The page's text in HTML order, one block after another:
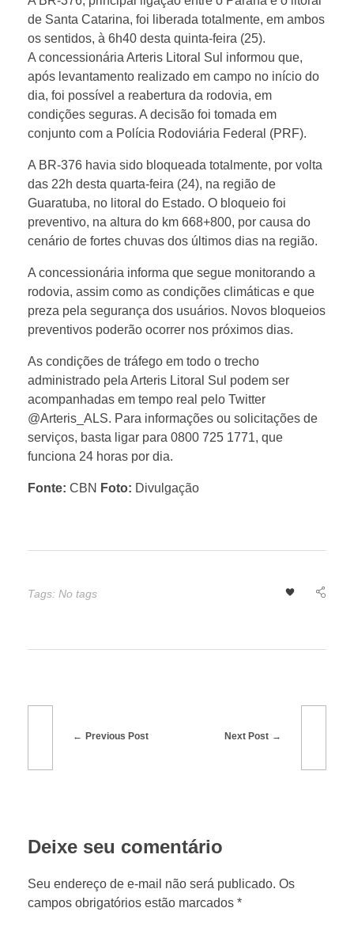
-
3
7
6
é
l
i
b
e
r
a
o
t
m
e
de Santa Catarina, foi liberada totalmente, em ambos
os sentidos, à 6h40 desta quinta-feira (25).
A concessionária Arteris Litoral Sul informou que,
após levantamento realizado em campo no início do
dia, foi possível a reabertura da rodovia, em
condições seguras. A decisão foi tomada em
conjunto com a Polícia Rodoviária Federal (PRF).
A BR-376 havia sido bloqueada totalmente, por volta
das 22h desta quarta-feira (24), na região de
Guaratuba, no litoral do Estado. O bloqueio foi
preventivo, na altura do km 668+800, por causa do
cenário de fortes chuvas dos últimos dias na região.
A concessionária informa que segue monitorando a
rodovia, assim como as condições climáticas e que
preza pela segurança dos usuários. Novos bloqueios
preventivos poderão ocorrer nos próximos dias.
As condições de tráfego em todo o trecho
administrado pela Arteris Litoral Sul podem ser
acompanhadas em tempo real pelo Twitter
@Arteris_ALS. Para informações ou solicitações de
serviços, basta ligar para 0800 725 1771, que
funciona 24 horas por dia.
Fonte: CBN Foto: Divulgação
Tags: No tags
Previous Post Next Post
Deixe seu comentário
Seu endereço de e-mail não será publicado. Os
campos obrigatórios estão marcados *